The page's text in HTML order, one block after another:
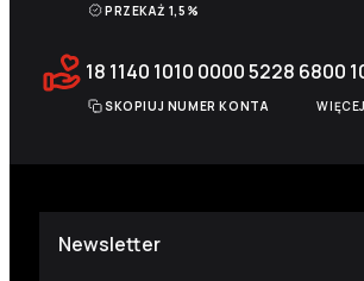
PRZEKAŻ 1,5%
18 1140 1010 0000 5228 6800
SKOPIUJ NUMER KONTA WIĘCEJ
Newsletter